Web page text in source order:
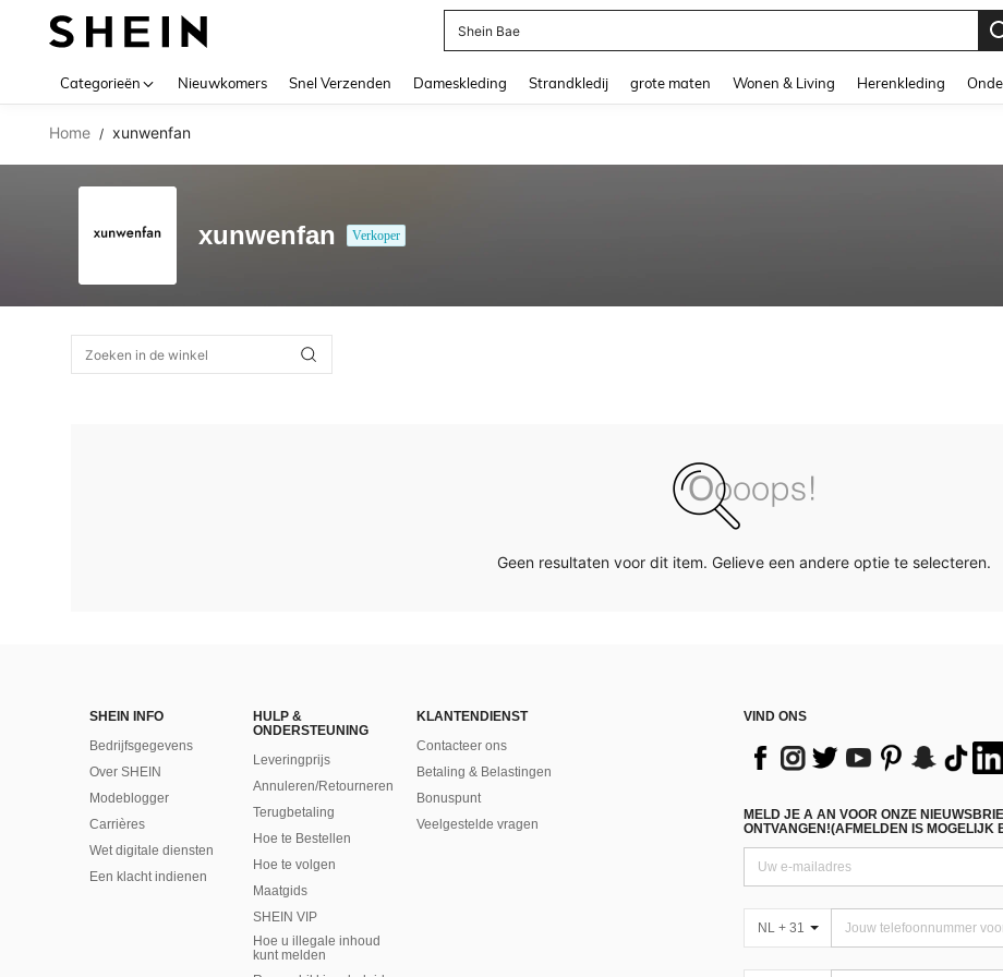
Shein Bae
Categorieën Nieuwkomers Snel Verzenden Dameskleding Strandkledij grote maten Wonen & Living Herenkleding
Home / xunwenfan
xunwenfan Verkoper
Geen resultaten voor dit item. Gelieve een andere optie te selecteren.
SHEIN INFO
Bedrijfsgegevens
Over SHEIN
Modeblogger
Carrières
Wet digitale diensten
Een klacht indienen
HULP &
ONDERSTEUNING
Leveringprijs
Annuleren/Retourneren
Terugbetaling
Hoe te Bestellen
Hoe te volgen
Maatgids
SHEIN VIP
Hoe u illegale inhoud
kunt melden
KLANTENDIENST
Contacteer ons
Betaling & Belastingen
Bonuspunt
Veelgestelde vragen
VIND ONS
MELD JE A AN VOOR ONZE
ONTVANGEN!(AFMELDEN IS MOGELIJK
NL + 31